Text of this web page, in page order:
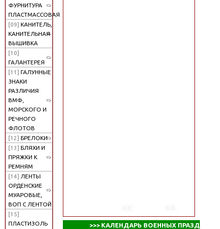
ФУРНИТУРА
ПЛАСТМАССОВАЯ
[09] КАНИТЕЛЬ,
КАНИТЕЛЬНАЯ
ВЫШИВКА
[10]
ГАЛАНТЕРЕЯ
[11] ГАЛУННЫЕ
ЗНАКИ
РАЗЛИЧИЯ
ВМФ,
МОРСКОГО И
РЕЧНОГО
ФЛОТОВ
[12] БРЕЛОКИ
[13] БЛЯХИ И
ПРЯЖКИ К
РЕМНЯМ
[14] ЛЕНТЫ
ОРДЕНСКИЕ
МУАРОВЫЕ,
ВОП С ЛЕНТОЙ
[15]
ПЛАСТИЗОЛЬ
>>> КАЛЕНДАРЬ ВОЕННЫХ